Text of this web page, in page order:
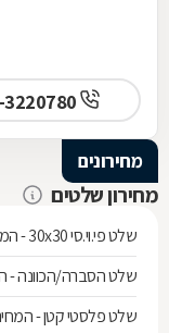
מחירונים
מחירון שלטים
שלט פי.וי.סי 30x30 - המחיר ליח'
שלט הסברה/הכוונה -
שלט פלסטי קטן -